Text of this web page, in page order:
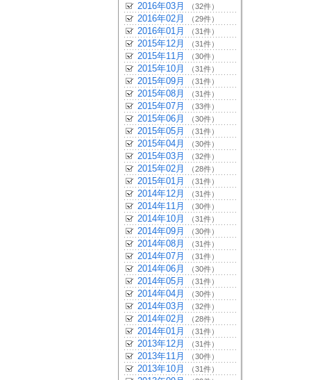
2016年03月 （32件）
2016年02月 （29件）
2016年01月 （31件）
2015年12月 （31件）
2015年11月 （30件）
2015年10月 （31件）
2015年09月 （31件）
2015年08月 （31件）
2015年07月 （33件）
2015年06月 （30件）
2015年05月 （31件）
2015年04月 （30件）
2015年03月 （32件）
2015年02月 （28件）
2015年01月 （31件）
2014年12月 （31件）
2014年11月 （30件）
2014年10月 （31件）
2014年09月 （30件）
2014年08月 （31件）
2014年07月 （31件）
2014年06月 （30件）
2014年05月 （31件）
2014年04月 （30件）
2014年03月 （32件）
2014年02月 （28件）
2014年01月 （31件）
2013年12月 （31件）
2013年11月 （30件）
2013年10月 （31件）